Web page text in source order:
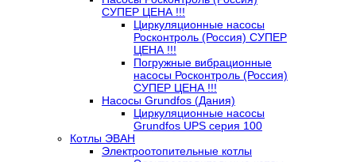
СУПЕР ЦЕНА !!!
Циркуляционные насосы
Росконтроль (Россия) СУПЕР
ЦЕНА !!!
Погружные вибрационные
насосы Росконтроль (Россия)
СУПЕР ЦЕНА !!!
Насосы Grundfos (Дания)
Циркуляционные насосы
Grundfos UPS серия 100
Котлы ЭВАН
Электроотопительные котлы